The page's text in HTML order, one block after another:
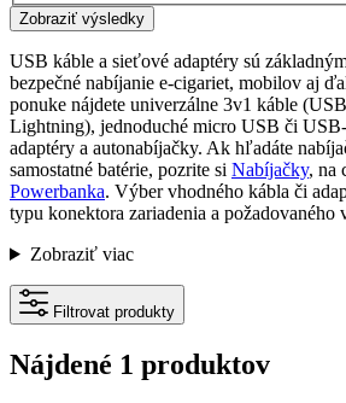
Zobraziť výsledky
USB káble a sieťové adaptéry sú
bezpečné nabíjanie e-cigariet, mobilov aj
ponuke nájdete univerzálne 3v1 káble
Lightning), jednoduché micro USB či
adaptéry a autonabíjačky. Ak hľadáte
samostatné batérie, pozrite si Nabíjačky, na
Powerbanka. Výber vhodného kábla či
typu konektora zariadenia a požadovaného
Zobraziť viac
Filtrovat produkty
Nájdené 1 produktov